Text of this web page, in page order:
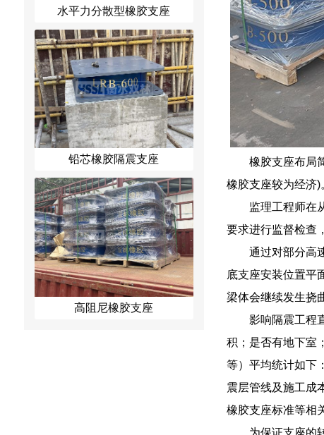
水平力分散型橡胶支座
铅芯橡胶隔震支座
高阻尼橡胶支座
橡胶支座布局
橡胶支座较为经济)
监理工程师在
要求进行监督检查
通过对部分高
底支座安装位置平
梁体会继续发生挠
影响隔震工程
积；是否有地下室
等）平均统计如下
震层管线及施工成
橡胶支座标准等相